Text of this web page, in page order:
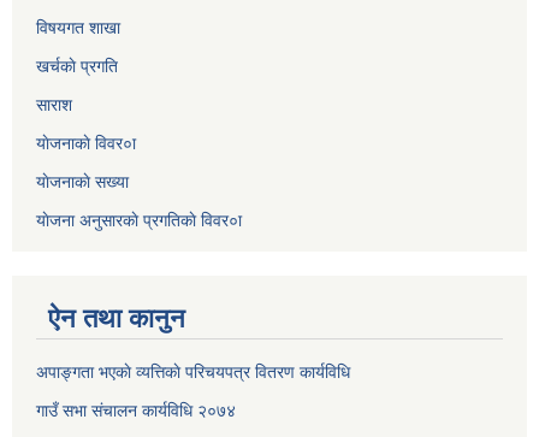
विषयगत शाखा
खर्चकाे प्रगति
साराश
याेजनाकाे विवर०ा
याेजनाकाे सख्या
याेजना अनुसारकाे प्रगतिकाे विवर०ा
ऐन तथा कानुन
अपाङ्गता भएकाे व्यत्तिकाे परिचयपत्र वितरण कार्यविधि
गाउँ सभा संचालन कार्यविधि २०७४